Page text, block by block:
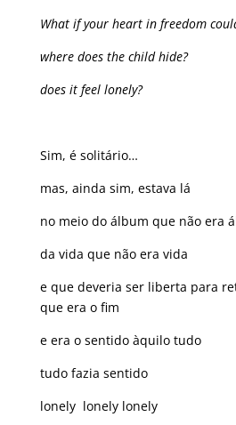
What if your heart in freedom
where does the child hide?
does it feel lonely?
Sim, é solitário…
mas, ainda sim, estava lá
no meio do álbum que não era
da vida que não era vida
e que deveria ser liberta para
que era o fim
e era o sentido àquilo tudo
tudo fazia sentido
lonely lonely lonely